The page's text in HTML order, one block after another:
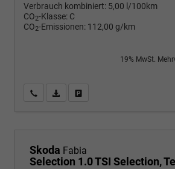
Verbrauch kombiniert: 5,00 l/100km
CO2-Klasse: C
CO2-Emissionen: 112,00 g/km
19% MwSt.
Wir rufen Sie anPDF-Fahrzeugexposé drucken
Skoda Fabia